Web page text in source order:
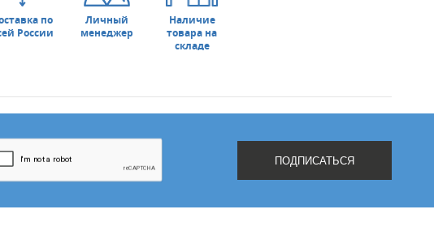
по
России
Личный
менеджер
Наличие
товара на
складе